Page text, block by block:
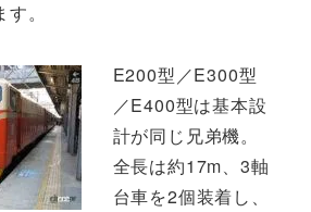
。
E200型／E300型
／E400型は基本設
計が同じ兄弟機。
全長は約17m、3軸
台車を2個装着し、